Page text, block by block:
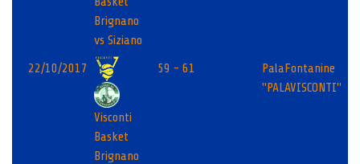
Brignano
vs Siziano
22/10/2017
Visconti
Basket
Brignano
59 - 61
PalaFontanine
"PALAVISCONTI"